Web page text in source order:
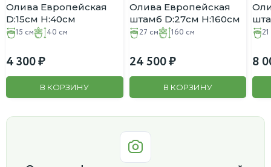
Олива Европейская
D:15см H:40см
15 см
40 см
4 300
В КОРЗИНУ
Олива Европейская
штамб D:27см H:160см
27 см
160 см
24 500
В КОРЗИНУ
8